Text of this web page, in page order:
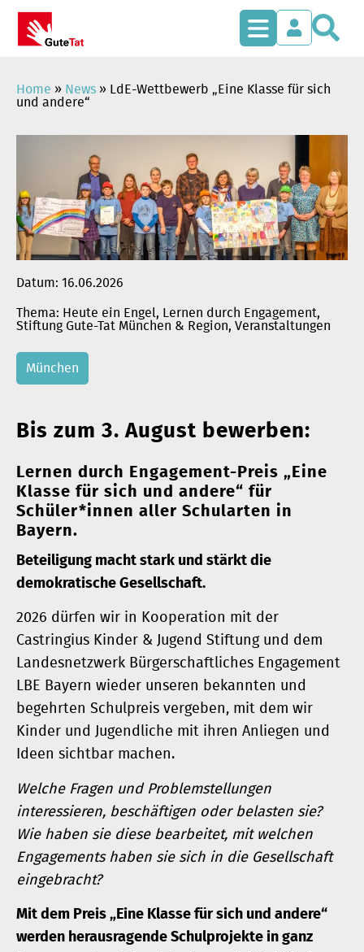
springen
Home » News »
LdE-Wettbewerb „Eine Klasse für sich
und andere“
Datum: 16.06.2026
Heute ein Engel, Lernen durch Engagement,
Stiftung Gute-Tat München & Region, Veranstaltungen
München
Bis zum 3. August bewerben:
Lernen durch Engagement-Preis „Eine
Klasse für sich und andere“ für
Schüler*innen aller Schularten in
Bayern.
Beteiligung macht stark und stärkt die
demokratische Gesellschaft.
2026 dürfen wir in Kooperation mit der
Castringius Kinder & Jugend Stiftung und dem
Landesnetzwerk Bürgerschaftliches Engagement
LBE Bayern wieder unseren bekannten und
begehrten Schulpreis vergeben, mit dem wir
Kinder und Jugendliche mit ihren Anliegen und
Ideen sichtbar machen.
Welche Fragen und Problemstellungen
interessieren, beschäftigen oder belasten sie?
Wie haben sie diese bearbeitet, mit welchen
Engagements haben sie sich in die Gesellschaft
eingebracht?
Mit dem Preis „Eine Klasse für sich und andere“
werden herausragende Schulprojekte in ganz